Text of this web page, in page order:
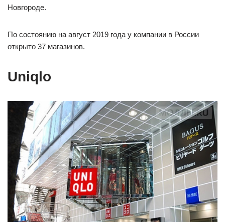
Новгороде.
По состоянию на август 2019 года у компании в России
открыто 37 магазинов.
Uniqlo